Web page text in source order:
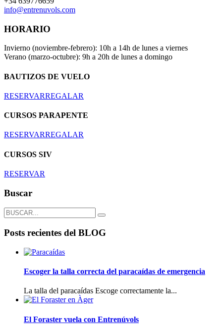
info@entrenuvols.com
HORARIO
Invierno (noviembre-febrero): 10h a 14h de lunes a viernes
Verano (marzo-octubre): 9h a 20h de lunes a domingo
BAUTIZOS DE VUELO
RESERVARREGALAR
CURSOS PARAPENTE
RESERVARREGALAR
CURSOS SIV
RESERVAR
Buscar
Posts recientes del BLOG
Escoger la talla correcta del paracaídas de emergencia
La talla del paracaídas Escoge correctamente la...
El Foraster vuela con Entrenúvols